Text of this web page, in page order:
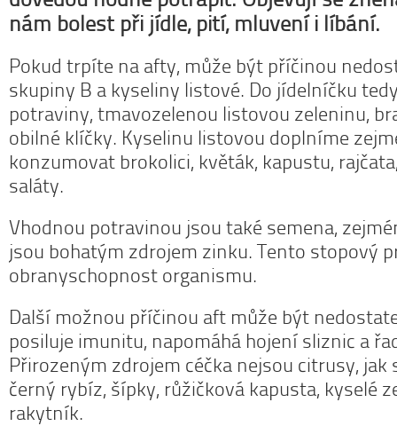
nám bolest při jídle, pití, mluvení i líbání.
Pokud trpíte na afty, může být příčinou
skupiny B a kyseliny listové. Do jídelníčku
potraviny, tmavozelenou listovou zeleninu,
obilné klíčky. Kyselinu listovou doplníme
konzumovat brokolici, květák, kapustu,
saláty.
Vhodnou potravinou jsou také semena,
jsou bohatým zdrojem zinku. Tento stopový
obranyschopnost organismu.
Další možnou příčinou aft může být
posiluje imunitu, napomáhá hojení sliznic a
Přirozeným zdrojem céčka nejsou citrusy, jak
černý rybíz, šípky, růžičková kapusta, kyselé
rakytník.